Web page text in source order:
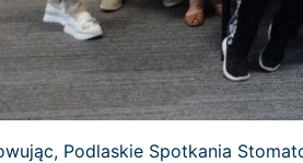
Podlaskie Spotkania